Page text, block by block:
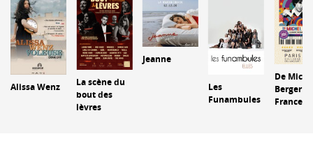
Alissa Wenz
La scène du
bout des
lèvres
Jeanne
Les
Funambules
De
Berger à
France